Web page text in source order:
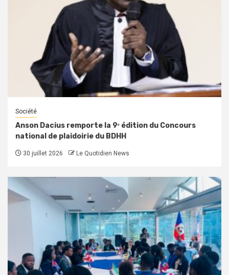
Société
Anson Dacius remporte la 9ᵉ édition du Concours
national de plaidoirie du BDHH
30 juillet 2026 Le Quotidien News